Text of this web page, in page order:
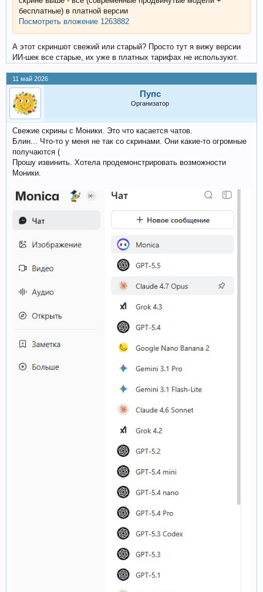
бесплатные) в платной версии
Посмотреть вложение 1263882
А этот скриншот свежий или старый? Просто тут я вижу версии
ИИ-шек все старые, их уже в платных тарифах не используют.
11 май 2026
Пупс
Организатор
Свежие скрины с Моники. Это что касается чатов.
Блин... Что-то у меня не так со скринами. Они какие-то огромные
получаются (
Прошу извинить. Хотела продемонстрировать возможности
Моники.